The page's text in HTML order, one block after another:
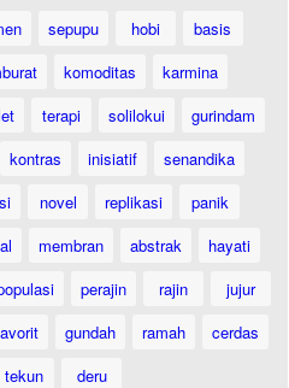
sepupu hobi
basis
komoditas
karmina
terapi solilokui
gurindam
kontras inisiatif
senandika
novel replikasi
panik
membran abstrak
hayati
perajin rajin
jujur
gundah ramah
cerdas
tekun deru